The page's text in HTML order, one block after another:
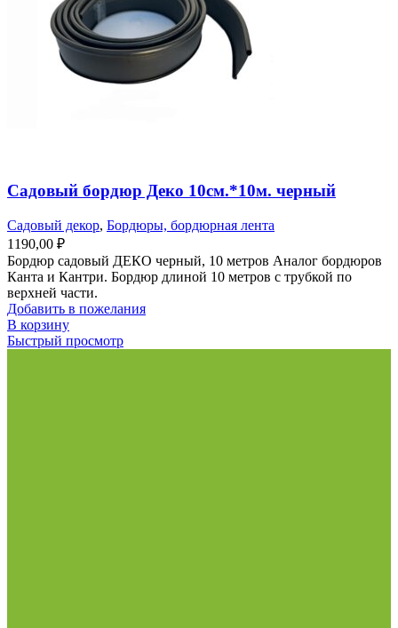
Садовый бордюр Деко 10см.*10м. черный
Садовый декор, Бордюры, бордюрная лента
1190,00 ₽
Бордюр садовый ДЕКО черный, 10 метров Аналог бордюров
Канта и Кантри. Бордюр длиной 10 метров с трубкой по
верхней части.
Добавить в пожелания
В корзину
Быстрый просмотр